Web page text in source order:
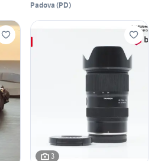
Padova (PD)
3